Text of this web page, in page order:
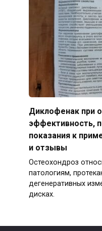
Диклофенак при
эффективность,
показания к
и отзывы
Остеохондроз
патологиям,
дегенеративных
дисках.